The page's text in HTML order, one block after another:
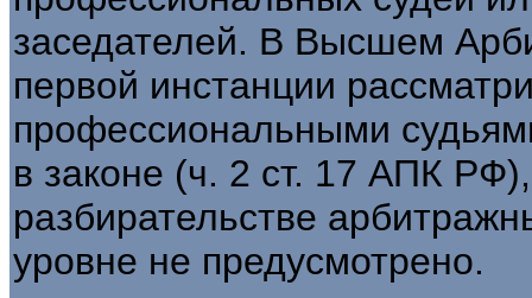
заседателей. В Высшем
первой инстанции
профессиональными
в законе (ч. 2 ст. 17 АПК
разбирательстве
уровне не предусмотрено.